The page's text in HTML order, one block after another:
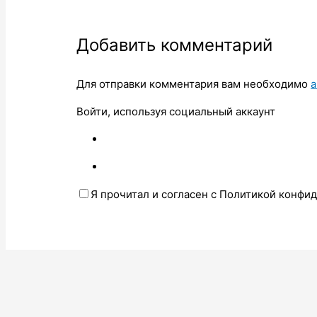
Добавить комментарий
Для отправки комментария вам необходимо
Войти, используя социальный аккаунт
Я прочитал и согласен с Политикой